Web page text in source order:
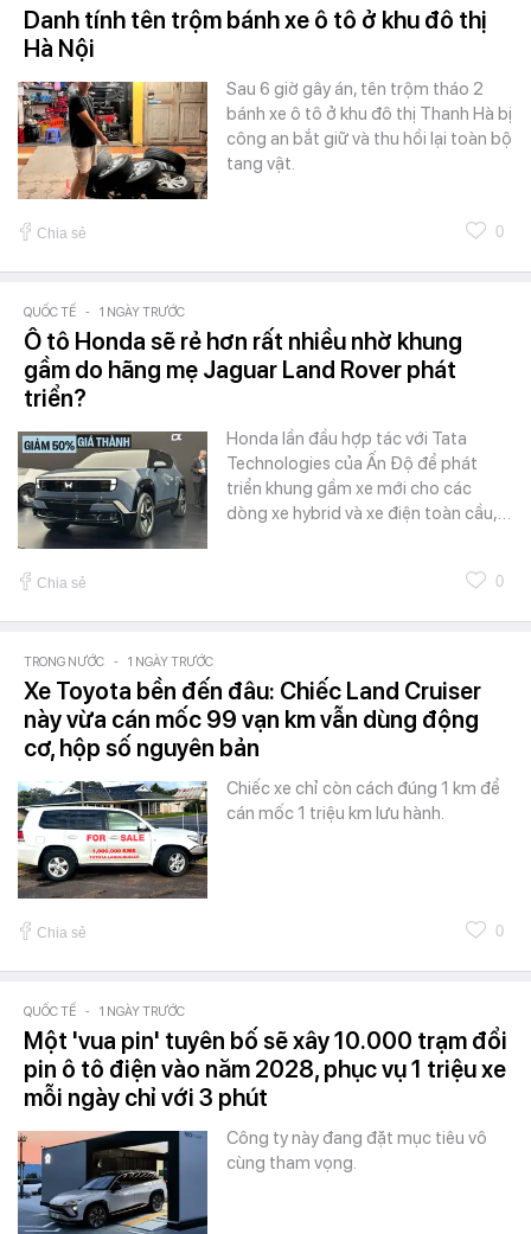
Danh tính tên trộm bánh xe ô tô ở khu đô thị
Hà Nội
Sau 6 giờ gây án, tên trộm tháo 2
bánh xe ô tô ở khu đô thị Thanh Hà bị
công an bắt giữ và thu hồi lại toàn bộ
tang vật.
Chia sẻ 0
QUỐC TẾ - 1 NGÀY TRƯỚC
Ô tô Honda sẽ rẻ hơn rất nhiều nhờ khung
gầm do hãng mẹ Jaguar Land Rover phát
triển?
Honda lần đầu hợp tác với Tata
Technologies của Ấn Độ để phát
triển khung gầm xe mới cho các
dòng xe hybrid và xe điện toàn cầu,…
Chia sẻ 0
TRONG NƯỚC - 1 NGÀY TRƯỚC
Xe Toyota bền đến đâu: Chiếc Land Cruiser
này vừa cán mốc 99 vạn km vẫn dùng động
cơ, hộp số nguyên bản
Chiếc xe chỉ còn cách đúng 1 km để
cán mốc 1 triệu km lưu hành.
Chia sẻ 0
QUỐC TẾ - 1 NGÀY TRƯỚC
Một 'vua pin' tuyên bố sẽ xây 10.000 trạm đổi
pin ô tô điện vào năm 2028, phục vụ 1 triệu xe
mỗi ngày chỉ với 3 phút
Công ty này đang đặt mục tiêu vô
cùng tham vọng.